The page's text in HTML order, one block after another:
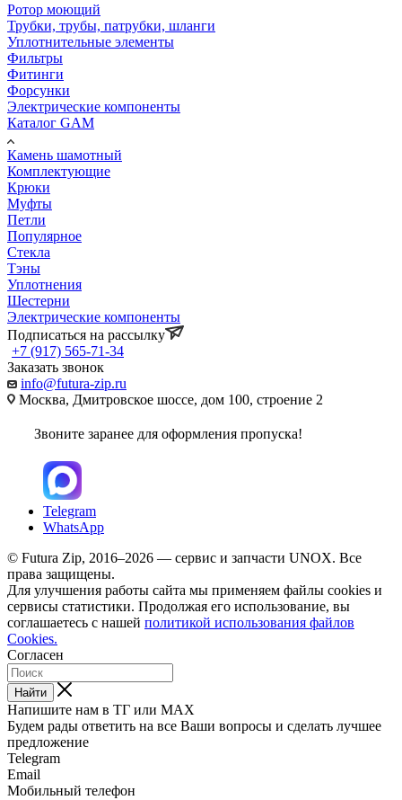
Ротор моющий
Трубки, трубы, патрубки, шланги
Уплотнительные элементы
Фильтры
Фитинги
Форсунки
Электрические компоненты
Каталог GAM
Камень шамотный
Комплектующие
Крюки
Муфты
Петли
Популярное
Стекла
Тэны
Уплотнения
Шестерни
Электрические компоненты
Подписаться на рассылку
+7 (917) 565-71-34
Заказать звонок
info@futura-zip.ru
Москва, Дмитровское шоссе, дом 100, строение 2
Звоните заранее для оформления пропуска!
Telegram
WhatsApp
© Futura Zip, 2016–2026 — сервис и запчасти UNOX. Все
права защищены.
Для улучшения работы сайта мы применяем файлы cookies и
сервисы статистики. Продолжая его использование, вы
соглашаетесь с нашей политикой использования файлов
Cookies.
Согласен
Найти
Напишите нам в ТГ или MAX
Будем рады ответить на все Ваши вопросы и сделать лучшее
предложение
Telegram
Email
Мобильный телефон